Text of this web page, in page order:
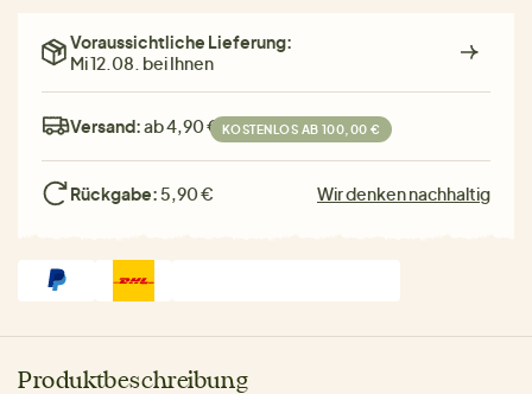
Voraussichtliche Lieferung:
Mi 12.08. bei Ihnen
Versand:ab 4,90 € KOSTENLOS AB 100,00 €
Rückgabe: 5,90 € Wir denken nachhaltig
Produktbeschreibung